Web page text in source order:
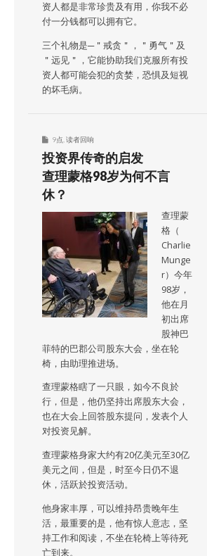
资人都是非常珍贵及有用，你我不必
付一分钱都可以拥有它。
三个礼物是─＂戒贪＂，＂勇气＂及
＂远见＂，它能协助我们克服所有投
资人都可能会犯的贪婪，恐惧及短视
的坏毛病。
9点 读者回响
投资界传奇的启发
查理蒙格98岁为何不言
休？
查理蒙
格（
Charlie
Munge
r）今年
98岁，
他在月
初出席
股神巴
菲特的巴郡公司股东大会，坐在轮
椅，由助理推进场。
查理蒙格瞎了一只眼，如今不良於
行，但是，他仍坚持出席股东大会，
也在大会上回答股东提问，发表个人
对投资见解。
查理蒙格身家大约有20亿美元至30亿
美元之间，但是，时至今日仍不退
休，活跃於投资活动。
他身家丰厚，可以维持昂贵晚年生
活，最重要的是，他有惊人意志，坚
持工作和阅读，不坐在轮椅上等待死
亡到来。